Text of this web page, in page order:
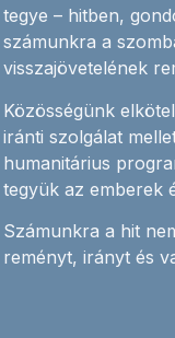
tegye – hitben,
számunkra a
visszajövetelének
Közösségünk
iránti szolgálat
humanitárius
tegyük az emberek
Számunkra a hit
reményt, irányt és